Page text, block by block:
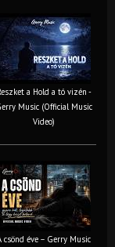
a Hold a tó vizén -
Music (Official Music
Video)
csönd éve – Gerry Music